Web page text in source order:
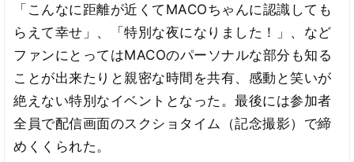
「こんなに距離が近くてMACOちゃんに認識しても
らえて幸せ」、「特別な夜になりました！」、など
ファンにとってはMACOのパーソナルな部分も知る
ことが出来たりと親密な時間を共有、感動と笑いが
絶えない特別なイベントとなった。最後には参加者
全員で配信画面のスクショタイム（記念撮影）で締
めくくられた。